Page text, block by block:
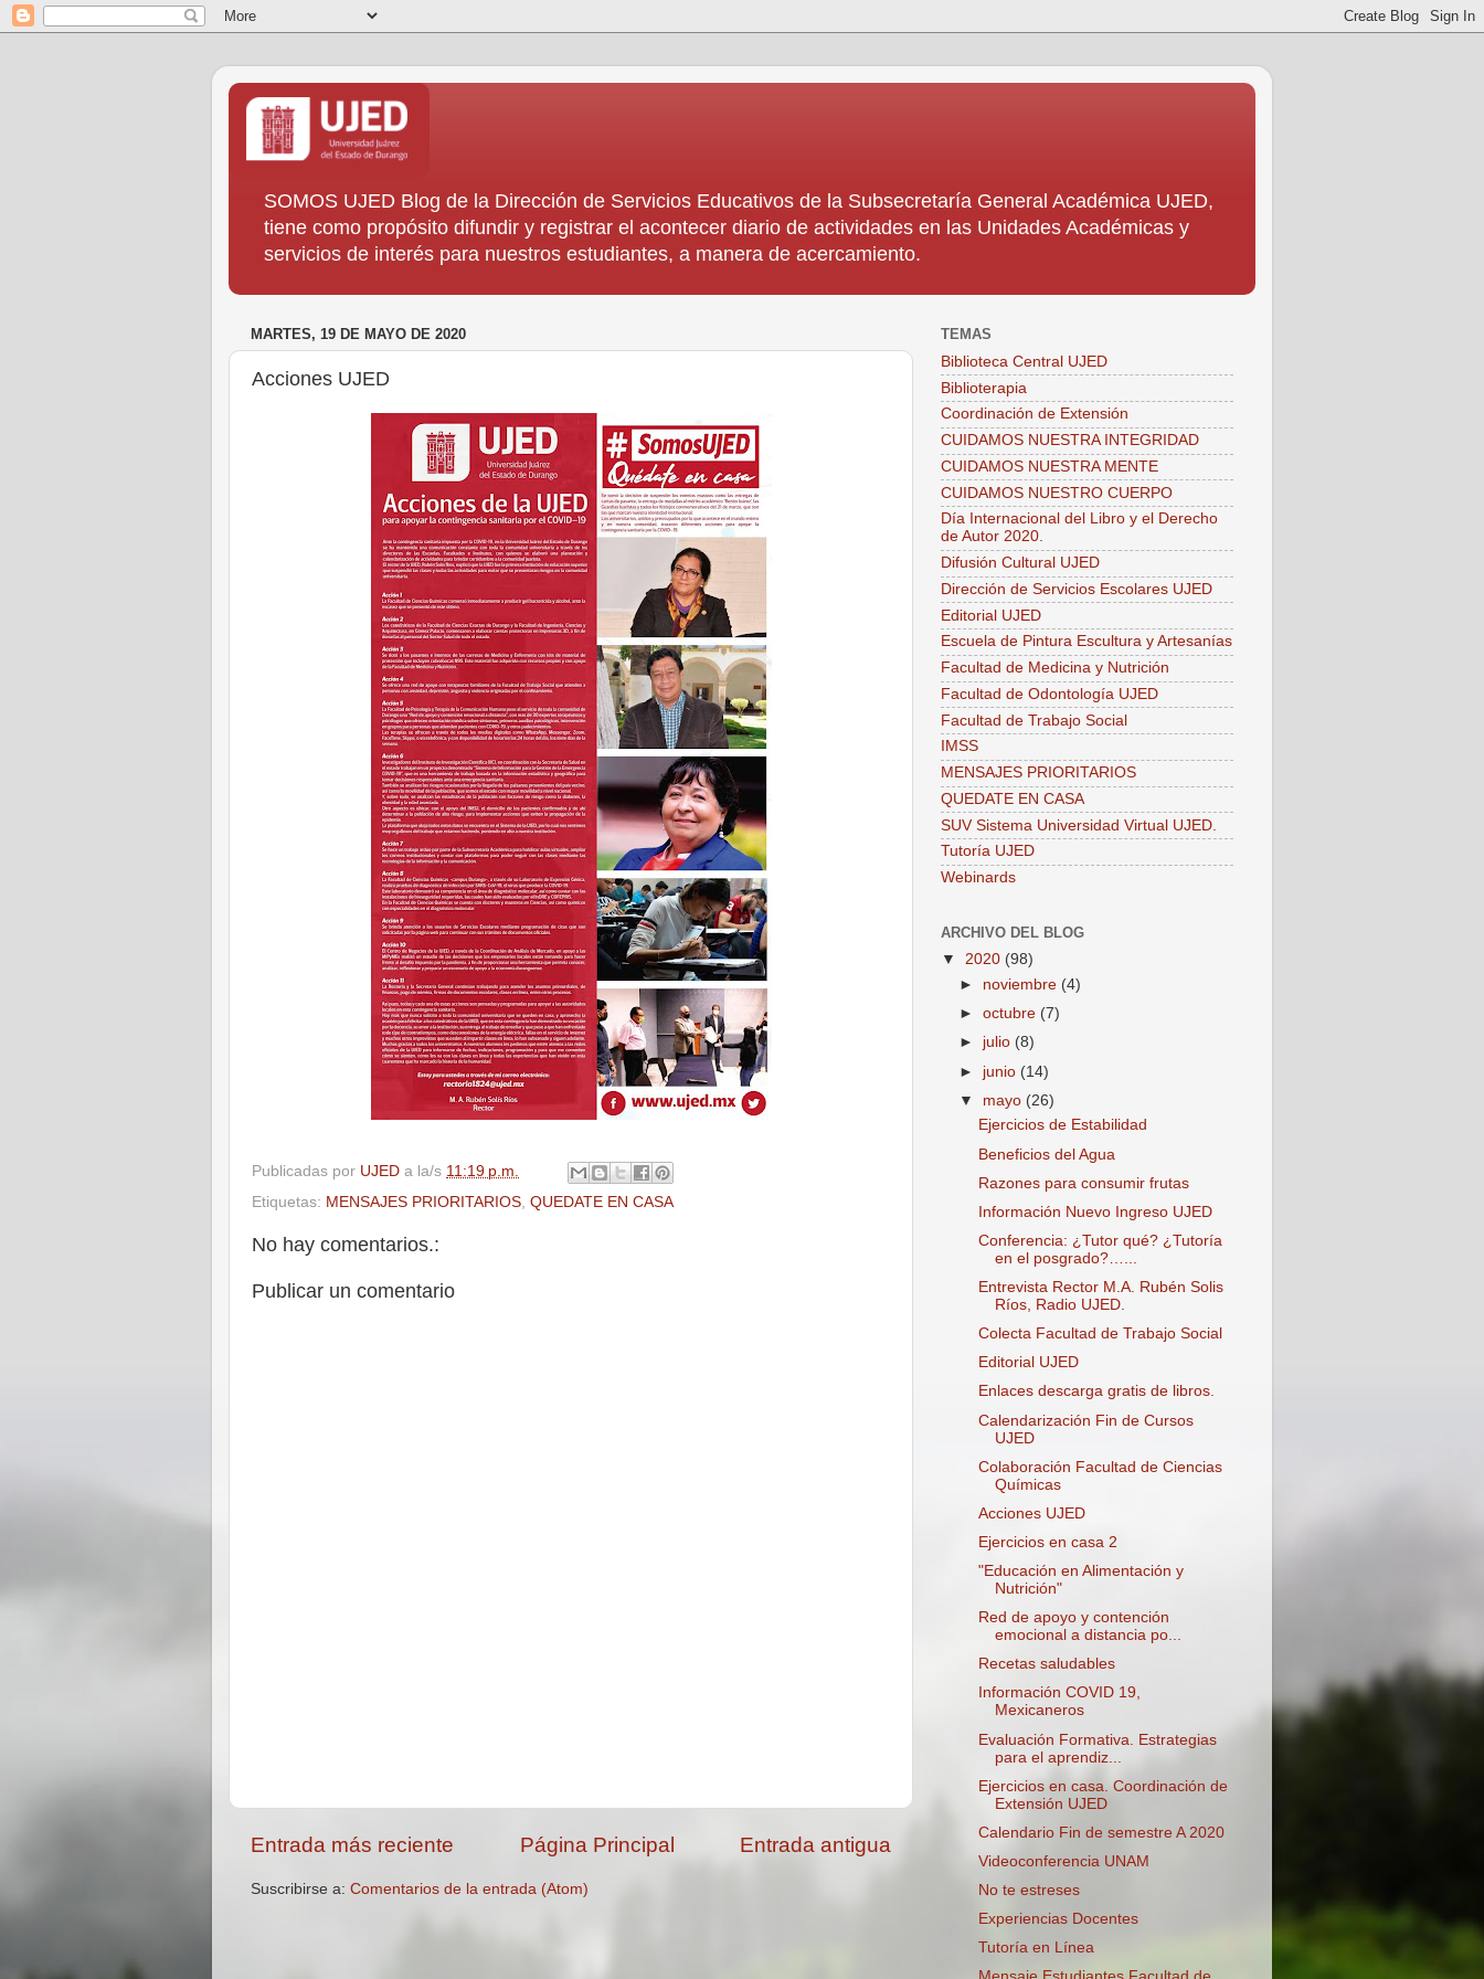
SOMOS UJED Blog de la Dirección de Servicios Educativos de la Subsecretaría General Académica UJED,
tiene como propósito difundir y registrar el acontecer diario de actividades en las Unidades Académicas y
servicios de interés para nuestros estudiantes, a manera de acercamiento.
MARTES, 19 DE MAYO DE 2020
Acciones UJED
Publicadas por UJED a la/s 11:19 p.m.
Etiquetas: MENSAJES PRIORITARIOS, QUEDATE EN CASA
No hay comentarios.:
Publicar un comentario
Entrada más reciente Entrada antigua
Página Principal
Suscribirse a: Comentarios de la entrada (Atom)
TEMAS
Biblioteca Central UJED
Biblioterapia
Coordinación de Extensión
CUIDAMOS NUESTRA INTEGRIDAD
CUIDAMOS NUESTRA MENTE
CUIDAMOS NUESTRO CUERPO
Día Internacional del Libro y el Derecho
de Autor 2020.
Difusión Cultural UJED
Dirección de Servicios Escolares UJED
Editorial UJED
Escuela de Pintura Escultura y Artesanías
Facultad de Medicina y Nutrición
Facultad de Odontología UJED
Facultad de Trabajo Social
IMSS
MENSAJES PRIORITARIOS
QUEDATE EN CASA
SUV Sistema Universidad Virtual UJED.
Tutoría UJED
Webinards
ARCHIVO DEL BLOG
▼ 2020 (98)
► noviembre (4)
►octubre (7)
► julio (8)
► junio (14)
▼ mayo (26)
Ejercicios de Estabilidad
Beneficios del Agua
Razones para consumir frutas
Información Nuevo Ingreso UJED
Conferencia: ¿Tutor qué? ¿Tutoría
en el posgrado?…...
Entrevista Rector M.A. Rubén Solis
Ríos, Radio UJED.
Colecta Facultad de Trabajo Social
Editorial UJED
Enlaces descarga gratis de libros.
Calendarización Fin de Cursos
UJED
Colaboración Facultad de Ciencias
Químicas
Acciones UJED
Ejercicios en casa 2
"Educación en Alimentación y
Nutrición"
Red de apoyo y contención
emocional a distancia po...
Recetas saludables
Información COVID 19,
Mexicaneros
Evaluación Formativa. Estrategias
para el aprendiz...
Ejercicios en casa. Coordinación de
Extensión UJED
Calendario Fin de semestre A 2020
Videoconferencia UNAM
No te estreses
Experiencias Docentes
Tutoría en Línea